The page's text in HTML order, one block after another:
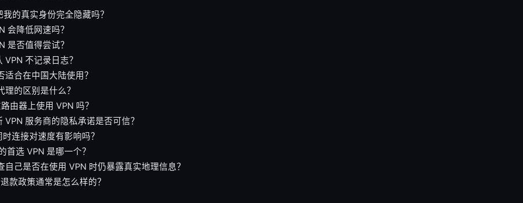
我的真实身份完全隐藏吗？
会降低网速吗？
是否值得尝试？
VPN 不记录日志？
适合在中国大陆使用？
理的区别是什么？
由器上使用 VPN 吗？
VPN 服务商的隐私承诺是否可信？
连接对速度有影响吗？
首选 VPN 是哪一个？
自己是否在使用 VPN 时仍暴露真实地理信息？
款政策通常是怎么样的？